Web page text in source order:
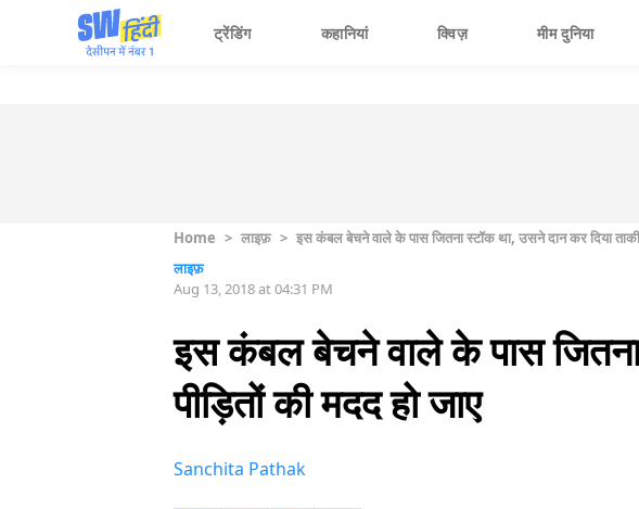
ट्रेंडिंग कहानियां क्विज़ मीम दुनिया
Home > लाइफ़ > इस कंबल बेचने वाले के पास जितना स्टॉक था, उसने दान कर दिया ताकी
लाइफ़
Aug 13, 2018 at 04:31 PM
इस कंबल बेचने वाले के पास
पीड़ितों की मदद हो जाए
Sanchita Pathak